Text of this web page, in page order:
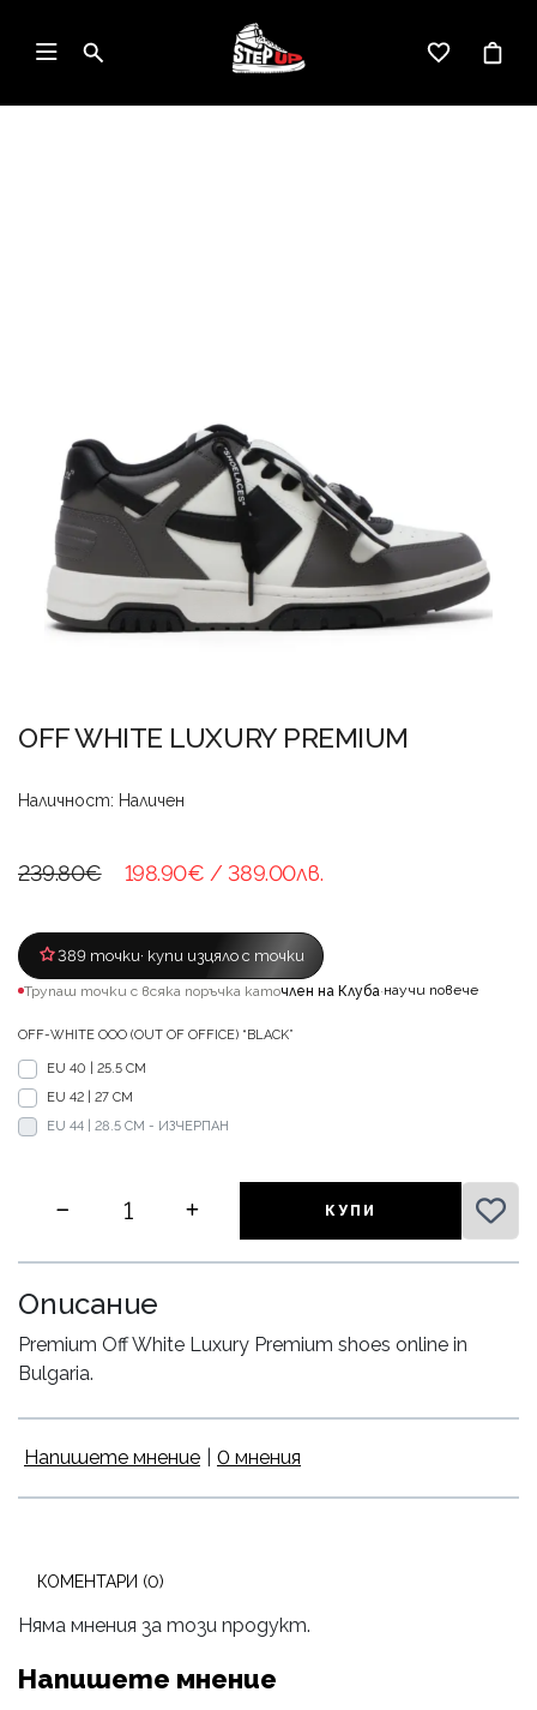
OFF WHITE LUXURY PREMIUM
Наличност: Наличен
239.80€ 198.90€ / 389.00лв.
389 точки· купи изцяло с точки
Трупаш точки с всяка поръчка каточлен на Клуба·научи повече
OFF-WHITE OOO (OUT OF OFFICE) “BLACK”
EU 40 | 25.5 CM
EU 42 | 27 CM
EU 44 | 28.5 CM - ИЗЧЕРПАН
КУПИ
Описание
Premium Off White Luxury Premium shoes online in
Bulgaria.
Напишете мнение 0 мнения
КОМЕНТАРИ (0)
Няма мнения за този продукт.
Напишете мнение